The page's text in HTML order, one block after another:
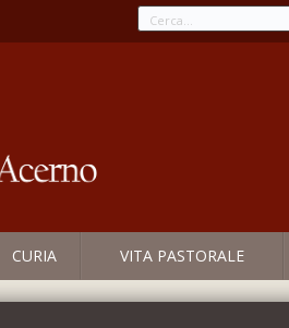
CURIA VITA PASTORALE